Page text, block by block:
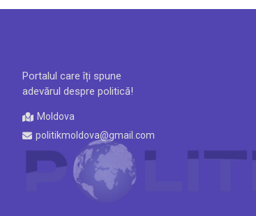
Portalul care îți spune
adevărul despre politică!
Moldova
politikmoldova@gmail.com